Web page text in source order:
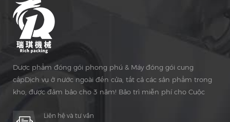
Dược phẩm đóng gói phong phú & Máy đóng gói cung
cấpDịch vụ ở nước ngoài đến cửa, tất cả các sản phẩm trong
kho, được đảm bảo cho 3 năm! Bảo trì miễn phí cho Cuộc
Liên hệ và tư vấn